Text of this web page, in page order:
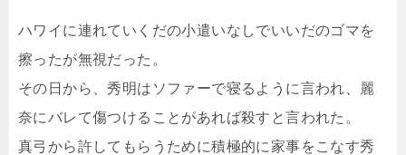
ハワイに連れていくだの小遣いなしでいいだのゴマを
擦ったが無視だった。
その日から、秀明はソファーで寝るように言われ、麗
奈にバレて傷つけることがあれば殺すと言われた。
真弓から許してもらうために積極的に家事をこなす秀